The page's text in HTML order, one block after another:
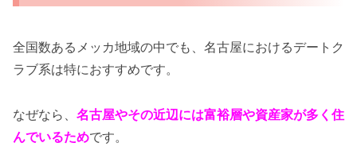
全国数あるメッカ地域の中でも、名古屋におけるデートク
ラブ系は特におすすめです。
なぜなら、 名古屋やその近辺には富裕層や資産家が多く住
んでいるためです。